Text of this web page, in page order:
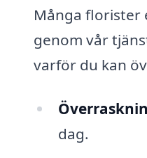
Många florister
genom vår
varför du kan
dag.